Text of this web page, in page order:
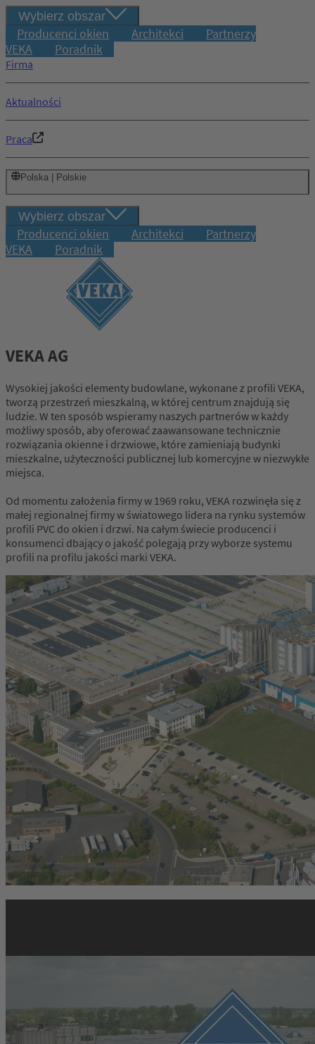
Wybierz obszar
Producenci okien Architekci
Partnerzy
VEKA
Poradnik
Firma
Aktualności
Praca
Polska | Polskie
Wybierz obszar
Producenci okien Architekci
Partnerzy
VEKA
Poradnik
VEKA AG
Wysokiej jakości elementy budowlane, wykonane z profili VEKA,
tworzą przestrzeń mieszkalną, w której centrum znajdują się
ludzie. W ten sposób wspieramy naszych partnerów w każdy
możliwy sposób, aby oferować zaawansowane technicznie
rozwiązania okienne i drzwiowe, które zamieniają budynki
mieszkalne, użyteczności publicznej lub komercyjne w niezwykłe
miejsca.
Od momentu założenia firmy w 1969 roku, VEKA rozwinęła się z
małej regionalnej firmy w światowego lidera na rynku systemów
profili PVC do okien i drzwi. Na całym świecie producenci i
konsumenci dbający o jakość polegają przy wyborze systemu
profili na profilu jakości marki VEKA.